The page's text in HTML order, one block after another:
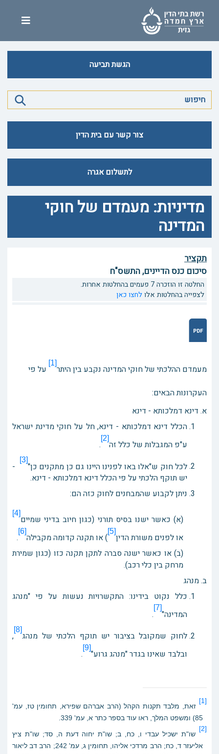
הגשת תביעה
צור קשר עם בית הדין
לתשלום אגרה
מדיניות: מעמדם של חוקי
המדינה
תקציר
סיכום כנס הדיינים, התשס"ח
החלטה זו הוזכרה 7 פעמים בהחלטות אחרות.
לצפייה בהחלטות אלולחצו כאן
מעמדם ההלכתי של חוקי המדינה נקבע בין היתר
[1]
על פי
העקרונות הבאים:
א. דינא דמלכותא - דינא
הכלל דינא דמלכותא - דינא, חל על חוקי מדינת ישראל
ע"פ המגבלות של כלל זה
[2]
.
לכל חוק ש"אלו באו לפנינו היינו גם כן מתקנים כן"
[3]
-
יש תוקף הלכתי על פי הכלל דינא דמלכותא - דינא.
ניתן לקבוע שהמבחנים לחוק כזה הם:
(א) כאשר ישנו בסיס תורני (כגון חיוב בדיני שמיים
[4]
או לפנים משורת הדין
[5]
) או תקנה קדומה מקבילה
[6]
.
(ב) או כאשר ישנה סברה לתקן תקנה כזו (כגון שמירת
מרחק בין כלי רכב).
ב. מנהג
כלל נקוט בידינו: התקשרויות נעשות על פי "מנהג
המדינה"
.
לחוק שמקובל בציבור יש תוקף הלכתי של מנהג
[8]
,
ובלבד שאינו בגדר "מנהג גרוע"
[9]
.
[1]
זאת, מלבד תקנות הקהל (הרב אברהם שפירא, תחומין טז, עמ'
85) ומשפט המלך, ראו עוד בספר כתר א, עמ' 339.
[2]
שו"ת ישכיל עבדי ו, כח, ב; שו"ת יחוה דעת ה, סד; שו"ת ציץ
אליעזר ד, כח; הרב מרדכי אליהו, תחומין ג, עמ' 242; הרב דב ליאור